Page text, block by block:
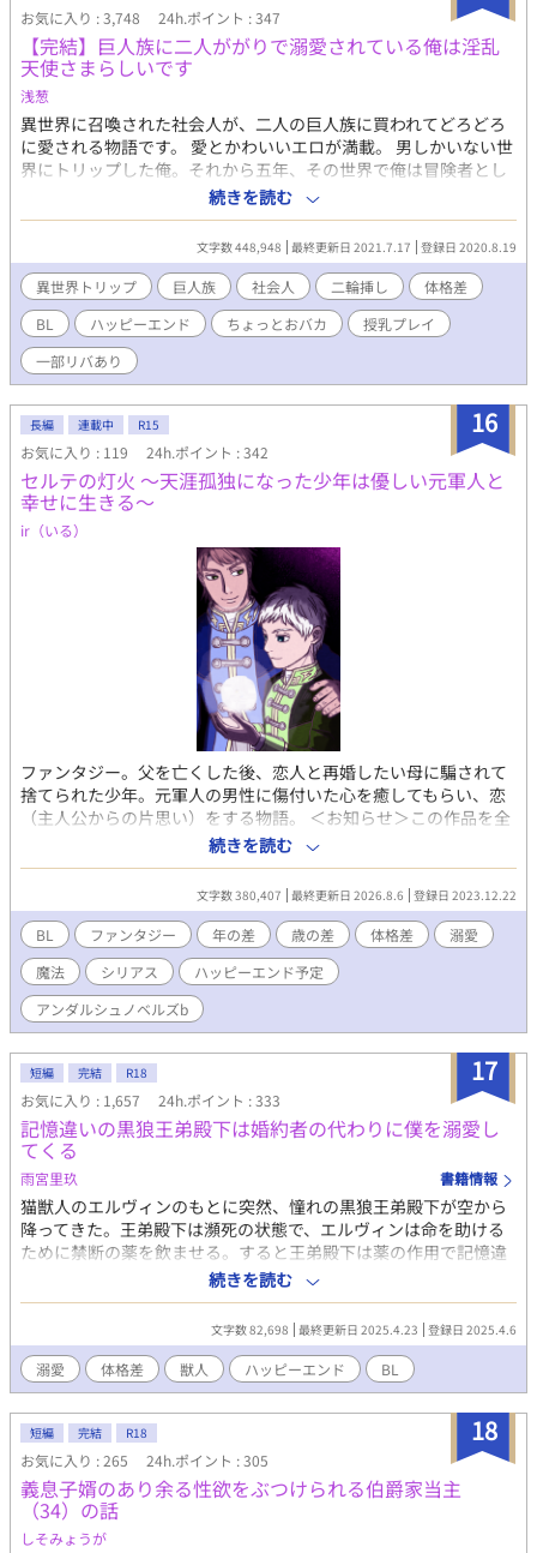
トルを少し変更しました ※更新は0::10を予定しています
お気に入り : 3,748 24h.ポイント : 347
【完結】巨人族に二人ががりで溺愛されている俺は淫乱
天使さまらしいです
浅葱
異世界に召喚された社会人が、二人の巨人族に買われてどろどろ
に愛される物語です。 愛とかわいいエロが満載。 男しかいない世
界にトリップした俺。それから五年、その世界で俺は冒険者とし
て身を立てていた。パーティーメンバーにも恵まれ、順風満帆だ
と思われたが、その関係は三十歳の誕生日に激変する。俺がまだ
童貞だと知ったパーティーメンバーは、あろうことか俺を奴隷商
人に売ったのだった。 この世界では30歳まで童貞だと、男たちに
抱かれなければ死んでしまう存在「天使」に変わってしまうのだ
という。 失意の内に売られた先で巨人族に抱かれ、その巨人族に
買い取られた後は毎日二人の巨人族に溺愛される。 そんな生活の
中、初恋の人に出会ったことで俺は気力を取り戻した。 エロテク
を学ぶ為に巨人族たちを心から受け入れる俺。 そんな大きいの入
格差のある3P／二輪挿しが基本です（ぉぃ）／二輪挿しではなく
ても巨根でヤられます。 乳首責め、尿道責め、結腸責め、複数Ｈ
あり。巨人族以外にも抱かれます。（触手族混血等） 一部かなり
最後の方でリバありでふ。 ハッピーエンド保証。 「冴えないサラ
リーマンの僕が異世界トリップしたら王様に！？」「イケメンだ
けど短小な俺が異世界に召喚されたら」のスピンオフですが、読
まなくてもお楽しみいただけます。 天使さまの生態について
fujossyに設定を載せています。 「天使さまの愛で方」
https://fujossy.jp/books/17868
続きを読む
文字数 448,948 最終更新日 2021.7.17 登録日 2020.8.19
異世界トリップ 巨人族 社会人 二輪挿し
体格差
BL
ハッピーエンド ちょっとおバカ
授乳プレイ
一部リバあり
16
長編 連載中 R15
お気に入り : 119 24h.ポイント : 342
セルテの灯火 ～天涯孤独になった少年は優しい元軍人と
幸せに生きる～
ir（いる）
ファンタジー。父を亡くした後、恋人と再婚したい母に騙されて
捨てられた少年。元軍人の男性に傷付いた心を癒してもらい、恋
（主人公からの片思い）をする物語。 ＜お知らせ＞この作品を全
体的に修正しました。主な修正点は次の二点に関するものです。
・キャラクターの年齢が具体的にわかるような表現を全て削除
し、「未成年」「少年」「子供」「成人」「青年」「数年後
（前）」「昔」などの、曖昧なものにする。 ・物語の展開上、
必須ではない性的な表現（下ネタなど）を大幅に減らす。 キャ
ラクターの関係やストーリーを変えるつもりはありません。 作
者にとって大切な作品を守るためということで、ご理解いだけれ
ば幸いです。 あと、タイトルも少し変更しました。 ※序盤は主
人公が悲しむシーンが多いです。 ※主人公と相手が出会うまで、
定です。主人公が恋心を自覚するようでしないのは51話くらい？
※女性は普通に登場しますが、他に明確な相手がいたり、恋愛目
線で主人公たちを見ていない人ばかりです。 ※同性愛者もいます
が、異性愛が主流の世界です。なので主人公は、男なのに男を好
きになる自分はおかしいのでは？と悩みます。 ※主人公のお相手
は、保護者として主人公を温かく見守り、支えたいと思っていま
す。
続きを読む
文字数 380,407 最終更新日 2026.8.6 登録日 2023.12.22
BL ファンタジー 年の差 歳の差 体格差
溺愛
魔法
シリアス
ハッピーエンド予定
アンダルシュノベルズb
17
短編 完結 R18
お気に入り : 1,657 24h.ポイント : 333
記憶違いの黒狼王弟殿下は婚約者の代わりに僕を溺愛し
てくる
雨宮里玖 書籍情報
猫獣人のエルヴィンのもとに突然、憧れの黒狼王弟殿下が空から
降ってきた。王弟殿下は瀕死の状態で、エルヴィンは命を助ける
ために禁断の薬を飲ませる。すると王弟殿下は薬の作用で記憶違
いを起こし、エルヴィンのことを婚約者と思い込み溺愛してき
て……？ 勘違い溺愛から始まる、コミカルでちょっと切ないハッ
ピーエンドストーリー。 受け エルヴィン（18） 貧乏小国の猫獣
人の第三王子。チビで平凡だが、治癒師を目指して勉強中。正義
感にあふれる頑張り屋。 攻め ルーク（18） 強大な勢力を持つ黒
狼獣人の王弟。能力は高いがそれをひけらかすこともない。カリ
スマ性がある。金色の瞳をしている。
続きを読む
文字数 82,698 最終更新日 2025.4.23 登録日 2025.4.6
溺愛 体格差 獣人 ハッピーエンド BL
18
短編 完結 R18
お気に入り : 265 24h.ポイント : 305
義息子婿のあり余る性欲をぶつけられる伯爵家当主
（34）の話
しそみょうが